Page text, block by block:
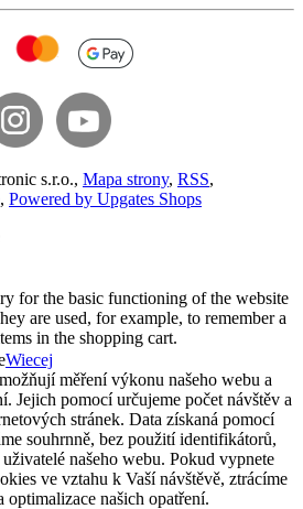
s.r.o., Mapa strony, RSS,
, Powered by Upgates Shops
for the basic functioning of the website
are used, for example, to remember a
in the shopping cart.
Wiecej
měření výkonu našeho webu a
Jejich pomocí určujeme počet návštěv a
stránek. Data získaná pomocí
souhrnně, bez použití identifikátorů,
našeho webu. Pokud vypnete
ve vztahu k Vaší návštěvě, ztrácíme
našich opatření.